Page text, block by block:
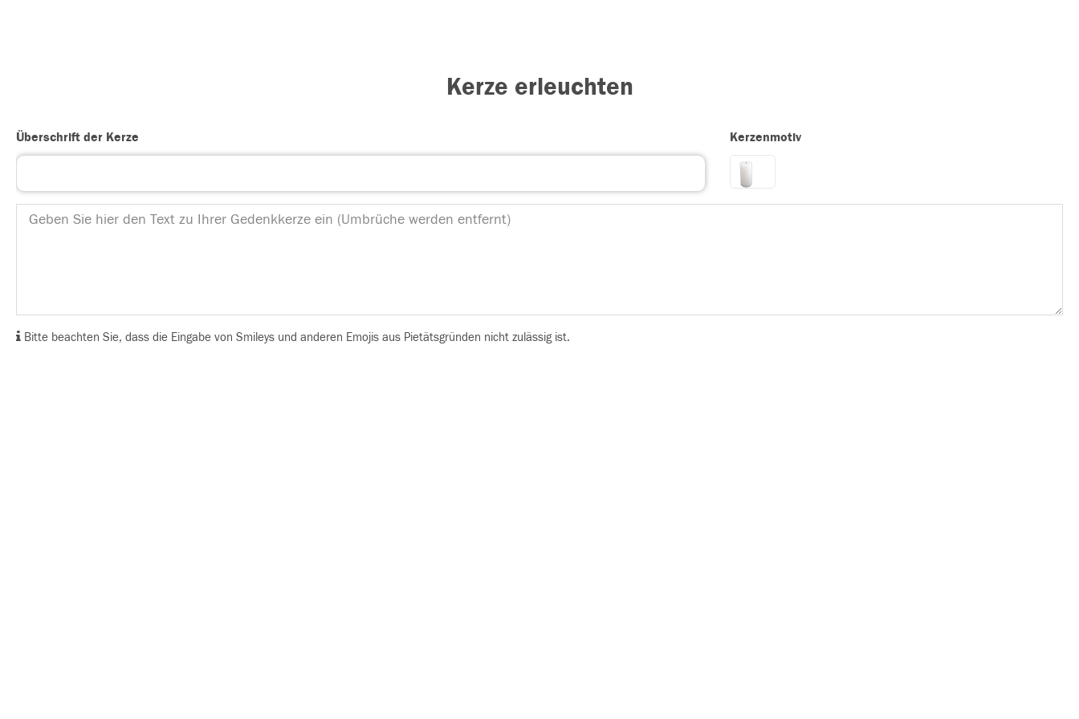
Kerze erleuchten
Überschrift der Kerze Kerzenmotiv
Bitte beachten Sie, dass die Eingabe von Smileys und anderen Emojis aus Pietätsgründen nicht zulässig ist.